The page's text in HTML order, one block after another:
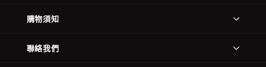
購物須知
聯絡我們